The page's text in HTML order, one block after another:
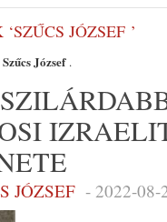
JÓZSEF ’
Szűcs József .
JÓZSEF - 2022-08-